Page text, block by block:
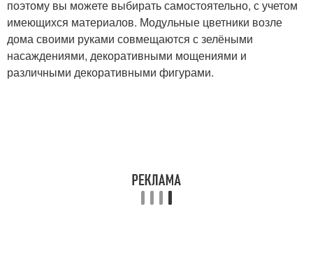
поэтому вы можете выбирать самостоятельно, с учетом
имеющихся материалов. Модульные цветники возле
дома своими руками совмещаются с зелёными
насаждениями, декоративными мощениями и
различными декоративными фигурами.